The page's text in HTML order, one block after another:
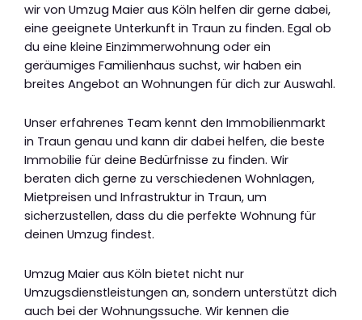
wir von Umzug Maier aus Köln helfen dir gerne dabei,
eine geeignete Unterkunft in Traun zu finden. Egal ob
du eine kleine Einzimmerwohnung oder ein
geräumiges Familienhaus suchst, wir haben ein
breites Angebot an Wohnungen für dich zur Auswahl.
Unser erfahrenes Team kennt den Immobilienmarkt
in Traun genau und kann dir dabei helfen, die beste
Immobilie für deine Bedürfnisse zu finden. Wir
beraten dich gerne zu verschiedenen Wohnlagen,
Mietpreisen und Infrastruktur in Traun, um
sicherzustellen, dass du die perfekte Wohnung für
deinen Umzug findest.
Umzug Maier aus Köln bietet nicht nur
Umzugsdienstleistungen an, sondern unterstützt dich
auch bei der Wohnungssuche. Wir kennen die